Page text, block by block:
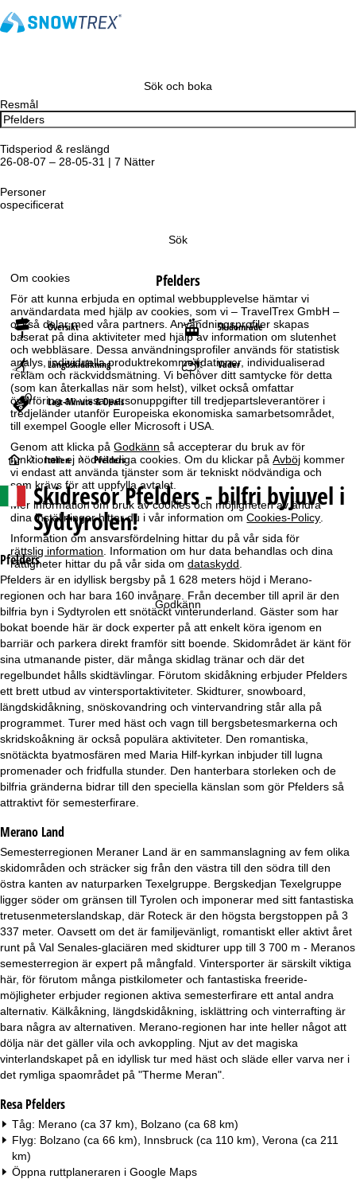
Om cookies
För att kunna erbjuda en optimal webbupplevelse hämtar vi
användardata med hjälp av cookies, som vi – TravelTrex GmbH –
också delar med våra partners. Användningsprofiler skapas
baserat på dina aktiviteter med hjälp av information om slutenhet
och webbläsare. Dessa användningsprofiler används för statistisk
analys, individuella produktrekommendationer, individualiserad
reklam och räckviddsmätning. Vi behöver ditt samtycke för detta
(som kan återkallas när som helst), vilket också omfattar
överföring av vissa personuppgifter till tredjepartsleverantörer i
tredjeländer utanför Europeiska ekonomiska samarbetsområdet,
till exempel Google eller Microsoft i USA.
Genom att klicka påGodkänn så accepterar du bruk av för
funktionen ej nödvändiga cookies. Om du klickar påAvböj kommer
vi endast att använda tjänster som är tekniskt nödvändiga och
som krävs för att uppfylla avtalet.
Mer information om bruk av cookies och möjligheten av ändra
dina inställningar hittar du i vår information omCookies-Policy
Information om ansvarsfördelning hittar du på vår sida för
rättslig information . Information om hur data behandlas och dina
rättigheter hittar du på vår sida omdataskydd
Godkänn
Sök och boka
Resmål
Tidsperiod & reslängd
26-08-07 – 28-05-31 | 7 Nätter
Personer
ospecificerat
Sök
Pfelders
Översikt Skidområde
Längdskidåkning Väder
Last-Minute & Deals
S
t
a
r
s
i
d
a
Italien Pfelders
SkidresorPfelders - bilfri byjuvel i
Sydtyrolen!
Pfelders
Pfelders är en idyllisk bergsby på 1 628 meters höjd i Merano-
regionen och har bara 160 invånare. Från december till april är den
bilfria byn i Sydtyrolen ett snötäckt vinterunderland. Gäster som har
bokat boende här är dock experter på att enkelt köra igenom en
barriär och parkera direkt framför sitt boende. Skidområdet är känt för
sina utmanande pister, där många skidlag tränar och där det
regelbundet hålls skidtävlingar. Förutom skidåkning erbjuder Pfelders
ett brett utbud av vintersportaktiviteter. Skidturer, snowboard,
längdskidåkning, snöskovandring och vintervandring står alla på
programmet. Turer med häst och vagn till bergsbetesmarkerna och
skridskoåkning är också populära aktiviteter. Den romantiska,
snötäckta byatmosfären med Maria Hilf-kyrkan inbjuder till lugna
promenader och fridfulla stunder. Den hanterbara storleken och de
bilfria gränderna bidrar till den speciella känslan som gör Pfelders så
attraktivt för semesterfirare.
Merano Land
Semesterregionen Meraner Land är en sammanslagning av fem olika
skidområden och sträcker sig från den västra till den södra till den
östra kanten av naturparken Texelgruppe. Bergskedjan Texelgruppe
ligger söder om gränsen till Tyrolen och imponerar med sitt fantastiska
tretusenmeterslandskap, där Roteck är den högsta bergstoppen på 3
337 meter. Oavsett om det är familjevänligt, romantiskt eller aktivt året
runt på Val Senales-glaciären med skidturer upp till 3 700 m - Meranos
semesterregion är expert på mångfald. Vintersporter är särskilt viktiga
här, för förutom många pistkilometer och fantastiska freeride-
möjligheter erbjuder regionen aktiva semesterfirare ett antal andra
alternativ. Kälkåkning, längdskidåkning, isklättring och vinterrafting är
bara några av alternativen. Merano-regionen har inte heller något att
dölja när det gäller vila och avkoppling. Njut av det magiska
vinterlandskapet på en idyllisk tur med häst och släde eller varva ner i
det rymliga spaområdet på "Therme Meran".
Resa Pfelders
Tåg: Merano (ca 37 km), Bolzano (ca 68 km)
Flyg: Bolzano (ca 66 km), Innsbruck (ca 110 km), Verona (ca 211
km)
Öppna ruttplaneraren i Google Maps